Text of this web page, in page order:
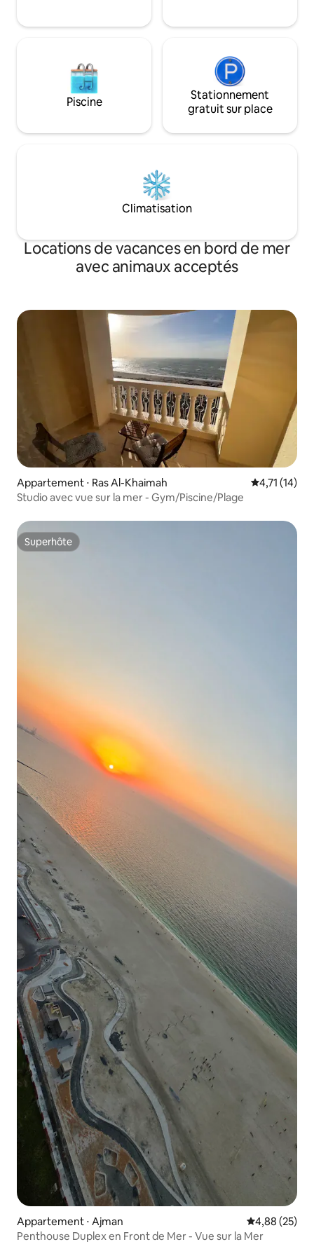
en un seul et même endroit.
Piscine
Stationnement
gratuit sur place
Climatisation
Locations de vacances en bord de mer
avec animaux acceptés
Appartement ⋅ Ras Al-Khaimah Évaluation
4,71 (14)
Studio avec vue sur la mer - Gym/Piscine/Plage
Superhôte
Superhôte
Appartement ⋅ Ajman Évaluation
4,88 (25)
Penthouse Duplex en Front de Mer - Vue sur la Mer